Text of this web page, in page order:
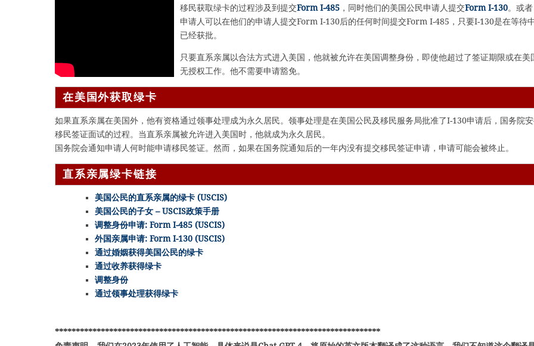
移民获取绿卡的过程涉及到提交Form I-485 ，同时他们的美国公民申请人提交Form I-130。或
申请人可以在他们的申请人提交Form I-130后的任何时间提交Form I-485，只要I-130是在等待
已经获批。
只要直系亲属以合法方式进入美国，他就被允许在美国调整身份，即使他超过了签证期限或在美
无授权工作。他不需要申请豁免。
在美国外获取绿卡
如果直系亲属在美国外，他有资格通过领事处理成为永久居民。领事处理是在美国公民及移民服务局批准了I-130申请后，国务院
移民签证面试的过程。当直系亲属被允许进入美国时，他就成为永久居民。
国务院会通知申请人何时能申请移民签证。然而，如果在国务院通知后的一年内没有提交移民签证申请，申请可能会被终止。
直系亲属绿卡链接
美国公民的直系亲属的绿卡 (USCIS)
美国公民的子女 – USCIS政策手册
调整身份申请: Form I-485 (USCIS)
外国亲属申请: Form I-130 (USCIS)
通过婚姻获得美国公民的绿卡
通过收养获得绿卡
调整身份
通过领事处理获得绿卡
******************************************************************************